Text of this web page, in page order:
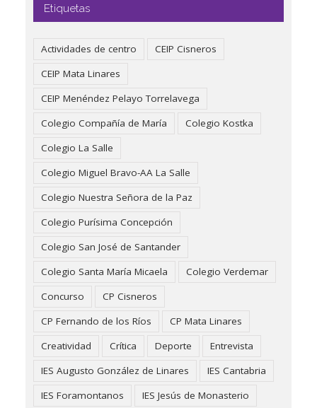
Etiquetas
Actividades de centro
CEIP Cisneros
CEIP Mata Linares
CEIP Menéndez Pelayo Torrelavega
Colegio Compañía de María
Colegio Kostka
Colegio La Salle
Colegio Miguel Bravo-AA La Salle
Colegio Nuestra Señora de la Paz
Colegio Purísima Concepción
Colegio San José de Santander
Colegio Santa María Micaela
Colegio Verdemar
Concurso
CP Cisneros
CP Fernando de los Ríos
CP Mata Linares
Creatividad
Crítica Deporte
Entrevista
IES Augusto González de Linares
IES Cantabria
IES Foramontanos
IES Jesús de Monasterio